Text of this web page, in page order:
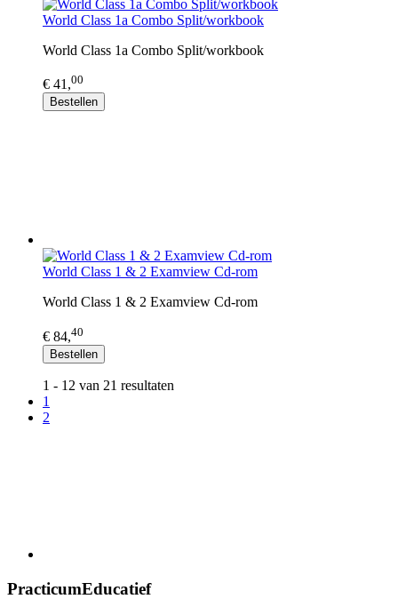
World Class 1a Combo Split/workbook
World Class 1a Combo Split/workbook
€ 41,00
Bestellen
World Class 1 & 2 Examview Cd-rom
World Class 1 & 2 Examview Cd-rom
€ 84,40
Bestellen
1 - 12 van 21 resultaten
1
2
PracticumEducatief